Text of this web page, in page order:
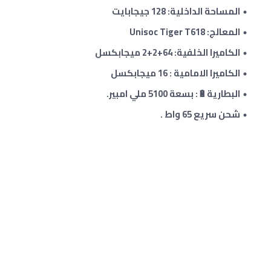
المساحة الداخلية: 128 جيجابايت
المعالج: Unisoc Tiger T618
الكاميرا الخلفية: 64
+2
+
2ميجابكسل
الكاميرا الامامية : 16 ميجابكسل
البطارية🔋: بسعة 5100 ملي امبير.
شحن سريع 65 واط .